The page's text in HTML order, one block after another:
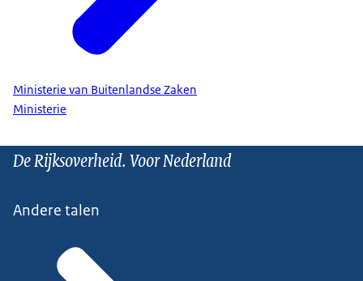
Ministerie van Buitenlandse Zaken
Ministerie
De Rijksoverheid. Voor Nederland
Andere talen